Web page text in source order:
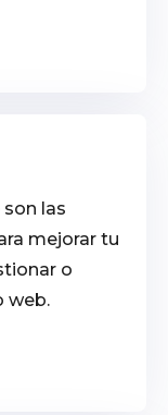
y
las
mejorar tu
o
web.